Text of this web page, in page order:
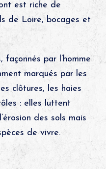
est riche de
de Loire, bocages et
par l’homme
marqués par les
clôtures, les haies
: elles luttent
des sols mais
de vivre.